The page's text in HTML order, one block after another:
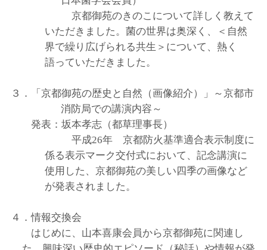
京都御苑のきのこについて詳しく教えて
いただきました。菌の世界は奥深く、＜自然
界で繰り広げられる共生＞について、熱く
語っていただきました。
３．「京都御苑の歴史と自然（画像紹介）」～京都市
消防局での講演内容～
発表：坂本孝志（都草理事長）
平成26年 京都防火基準適合表示制度に
係る表示マーク交付式において、記念講演に
使用した、京都御苑の美しい四季の画像など
が発表されました。
４．情報交換会
はじめに、山本喜康会員から京都御苑に関連し